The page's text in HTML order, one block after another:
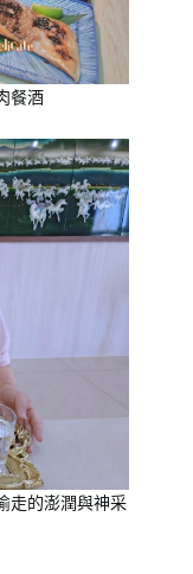
餐酒
走的澎潤與神采